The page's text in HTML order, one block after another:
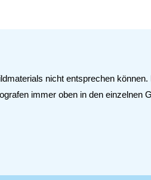
nicht entsprechen
immer oben in den